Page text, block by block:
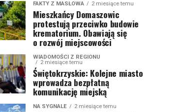
FAKTY Z MASŁOWA 2 miesiące temu
Mieszkańcy Domaszowic
protestują przeciwko budowie
krematorium. Obawiają się
o rozwój miejscowości
WIADOMOŚCI Z REGIONU
2 miesiące temu
Świętokrzyskie: Kolejne miasto
wprowadza bezpłatną
komunikację miejską
NA SYGNALE 2 miesiące temu